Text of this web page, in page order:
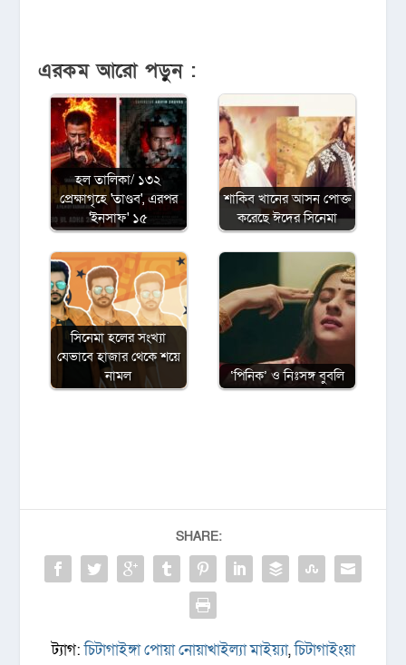
এরকম আরো পড়ুন :
হল তালিকা/ ১৩২
প্রেক্ষাগৃহে 'তাণ্ডব', এরপর
'ইনসাফ' ১৫
শাকিব খানের আসন পোক্ত
করেছে ঈদের সিনেমা
সিনেমা হলের সংখ্যা
যেভাবে হাজার থেকে শয়ে
নামল
‘পিনিক’ ও নিঃসঙ্গ বুবলি
SHARE:
ট্যাগ:চিটাগাইঙ্গা পোয়া নোয়াখাইল্যা মাইয়্যা,চিটাগাইংয়া